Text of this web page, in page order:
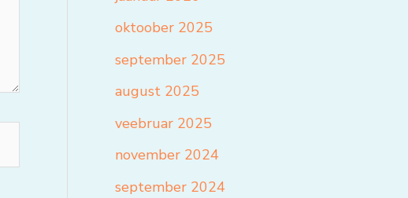
oktoober 2025
september 2025
august 2025
veebruar 2025
november 2024
september 2024